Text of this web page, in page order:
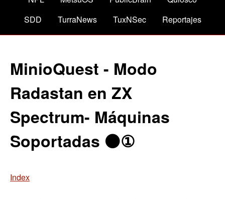
SDD
TurraNews TuxNSec Reportajes
MinioQuest - Modo
Radastan en ZX
Spectrum- Máquinas
Soportadas ⚫①
Index